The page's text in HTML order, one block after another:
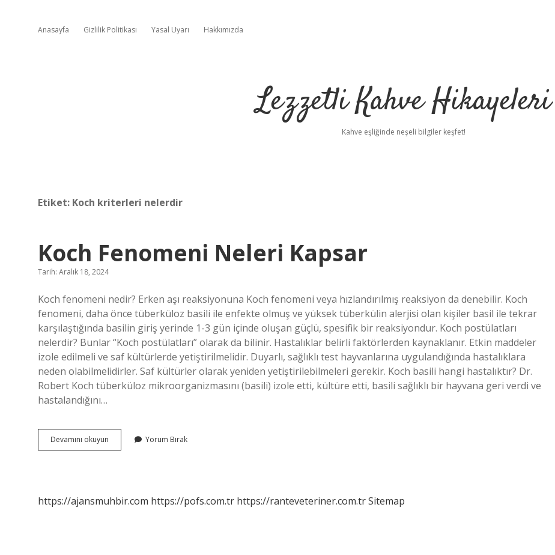
Anasayfa Gizlilik Politikası Yasal Uyarı Hakkımızda
Lezzetli Kahve Hikayeleri
Kahve eşliğinde neşeli bilgiler keşfet!
Etiket: Koch kriterleri nelerdir
Koch Fenomeni Neleri Kapsar
Tarih: Aralık 18, 2024
Koch fenomeni nedir? Erken aşı reaksiyonuna Koch fenomeni veya hızlandırılmış reaksiyon da denebilir. Koch
fenomeni, daha önce tüberküloz basili ile enfekte olmuş ve yüksek tüberkülin alerjisi olan kişiler basil ile tekrar
karşılaştığında basilin giriş yerinde 1-3 gün içinde oluşan güçlü, spesifik bir reaksiyondur. Koch postülatları
nelerdir? Bunlar “Koch postülatları” olarak da bilinir. Hastalıklar belirli faktörlerden kaynaklanır. Etkin maddeler
izole edilmeli ve saf kültürlerde yetiştirilmelidir. Duyarlı, sağlıklı test hayvanlarına uygulandığında hastalıklara
neden olabilmelidirler. Saf kültürler olarak yeniden yetiştirilebilmeleri gerekir. Koch basili hangi hastalıktır? Dr.
Robert Koch tüberküloz mikroorganizmasını (basili) izole etti, kültüre etti, basili sağlıklı bir hayvana geri verdi ve
hastalandığını…
Devamını okuyun
Fenomeni
Yorum Bırak
https://ajansmuhbir.com https://pofs.com.tr https://ranteveteriner.com.trSitemap